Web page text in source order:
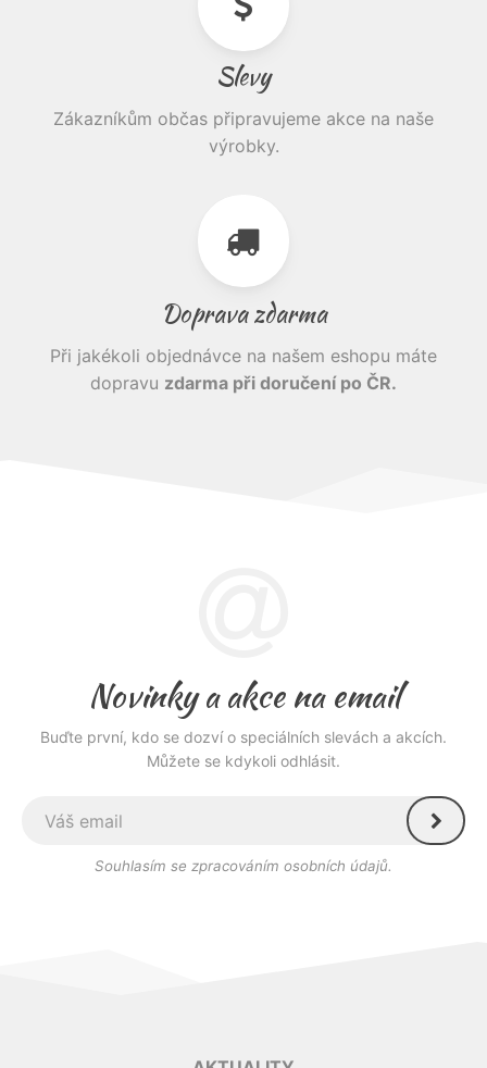
Slevy
Zákazníkům občas připravujeme akce na naše
výrobky.
Doprava zdarma
Při jakékoli objednávce na našem eshopu máte
dopravu zdarma při doručení po ČR.
Novinky a akce na email
Buďte první, kdo se dozví o speciálních slevách a akcích.
Můžete se kdykoli odhlásit.
Souhlasím se zpracováním osobních údajů.